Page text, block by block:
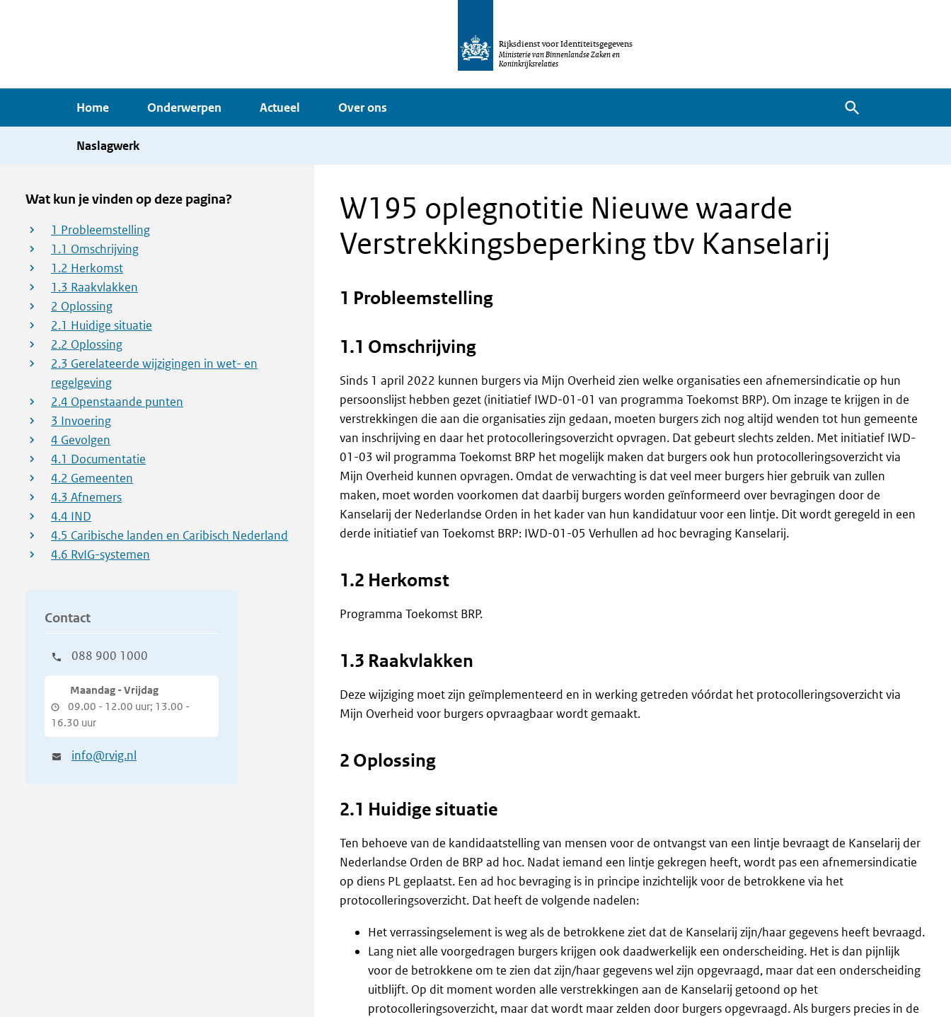
de
gaan
Rijksdienst voor Identiteitsgegevens
Ministerie van Binnenlandse Zaken en
Koninkrijksrelaties
Home Onderwerpen Actueel Over ons
Zoeken
Naslagwerk
Wat kun je vinden op deze pagina?
1 Probleemstelling
1.1 Omschrijving
1.2 Herkomst
1.3 Raakvlakken
2 Oplossing
2.1 Huidige situatie
2.2 Oplossing
2.3 Gerelateerde wijzigingen in wet- en
regelgeving
2.4 Openstaande punten
3 Invoering
4 Gevolgen
4.1 Documentatie
4.2 Gemeenten
4.3 Afnemers
4.4 IND
4.5 Caribische landen en Caribisch Nederland
4.6 RvIG-systemen
Contact
088 900 1000
Maandag - Vrijdag
09.00 - 12.00 uur; 13.00 -
16.30 uur
info@rvig.nl
W195 oplegnotitie Nieuwe waarde
Verstrekkingsbeperking tbv Kanselarij
1 Probleemstelling
1.1 Omschrijving
Sinds 1 april 2022 kunnen burgers via Mijn Overheid zien welke organisaties een afnemersindicatie op hun
persoonslijst hebben gezet (initiatief IWD-01-01 van programma Toekomst BRP). Om inzage te krijgen in de
verstrekkingen die aan die organisaties zijn gedaan, moeten burgers zich nog altijd wenden tot hun gemeente
van inschrijving en daar het protocolleringsoverzicht opvragen. Dat gebeurt slechts zelden. Met initiatief IWD-
01-03 wil programma Toekomst BRP het mogelijk maken dat burgers ook hun protocolleringsoverzicht via
Mijn Overheid kunnen opvragen. Omdat de verwachting is dat veel meer burgers hier gebruik van zullen
maken, moet worden voorkomen dat daarbij burgers worden geïnformeerd over bevragingen door de
Kanselarij der Nederlandse Orden in het kader van hun kandidatuur voor een lintje. Dit wordt geregeld in een
derde initiatief van Toekomst BRP: IWD-01-05 Verhullen ad hoc bevraging Kanselarij.
1.2 Herkomst
Programma Toekomst BRP.
1.3 Raakvlakken
Deze wijziging moet zijn geïmplementeerd en in werking getreden vóórdat het protocolleringsoverzicht via
Mijn Overheid voor burgers opvraagbaar wordt gemaakt.
2 Oplossing
2.1 Huidige situatie
Ten behoeve van de kandidaatstelling van mensen voor de ontvangst van een lintje bevraagt de Kanselarij der
Nederlandse Orden de BRP ad hoc. Nadat iemand een lintje gekregen heeft, wordt pas een afnemersindicatie
op diens PL geplaatst. Een ad hoc bevraging is in principe inzichtelijk voor de betrokkene via het
protocolleringsoverzicht. Dat heeft de volgende nadelen:
Het verrassingselement is weg als de betrokkene ziet dat de Kanselarij zijn/haar gegevens heeft bevraagd.
Lang niet alle voorgedragen burgers krijgen ook daadwerkelijk een onderscheiding. Het is dan pijnlijk
voor de betrokkene om te zien dat zijn/haar gegevens wel zijn opgevraagd, maar dat een onderscheiding
uitblijft. Op dit moment worden alle verstrekkingen aan de Kanselarij getoond op het
protocolleringsoverzicht, maar dat wordt maar zelden door burgers opgevraagd. Als burgers precies in de